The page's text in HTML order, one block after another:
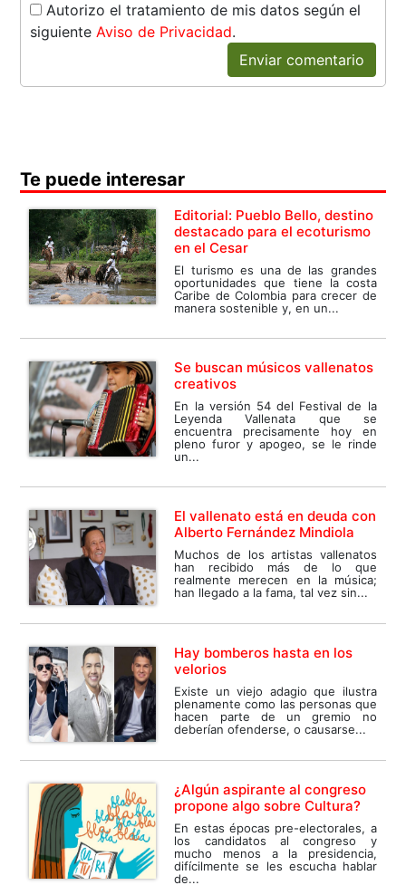
Autorizo el tratamiento de mis datos según el
siguienteAviso de Privacidad.
Enviar comentario
Te puede interesar
Editorial: Pueblo Bello, destino
destacado para el ecoturismo
en el Cesar
El turismo es una de las grandes
oportunidades que tiene la costa
Caribe de Colombia para crecer de
manera sostenible y, en un...
Se buscan músicos vallenatos
creativos
En la versión 54 del Festival de la
Leyenda Vallenata que se
encuentra precisamente hoy en
pleno furor y apogeo, se le rinde
un...
El vallenato está en deuda con
Alberto Fernández Mindiola
Muchos de los artistas vallenatos
han recibido más de lo que
realmente merecen en la música;
han llegado a la fama, tal vez sin...
Hay bomberos hasta en los
velorios
Existe un viejo adagio que ilustra
plenamente como las personas que
hacen parte de un gremio no
deberían ofenderse, o causarse...
¿Algún aspirante al congreso
propone algo sobre Cultura?
En estas épocas pre-electorales, a
los candidatos al congreso y
mucho menos a la presidencia,
difícilmente se les escucha hablar
de...